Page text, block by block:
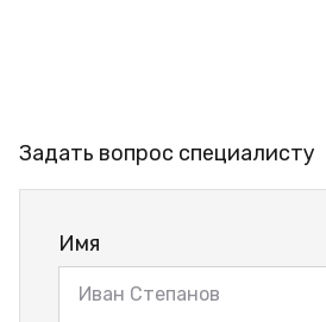
Задать вопрос специалисту
Имя